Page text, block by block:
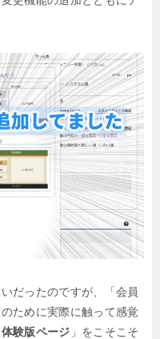
だったのですが、「会員
ために実際に触って感覚
験版ページ 」をこそこそ